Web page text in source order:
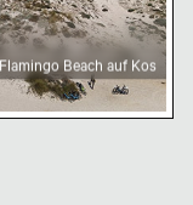
Beach auf Kos
auf Kos